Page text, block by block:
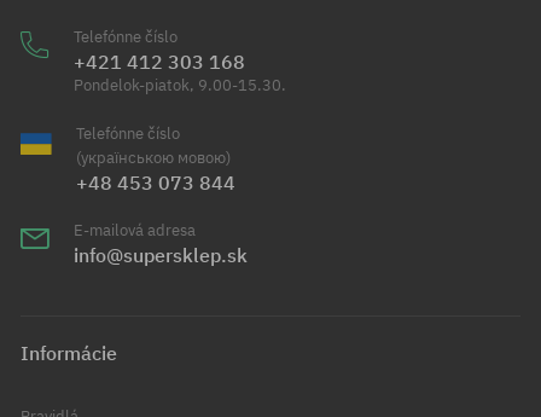
Telefónne číslo
+421 412 303 168
Pondelok-piatok, 9.00-15.30.
Telefónne číslo
(українською мовою)
+48 453 073 844
E-mailová adresa
info@supersklep.sk
Informácie